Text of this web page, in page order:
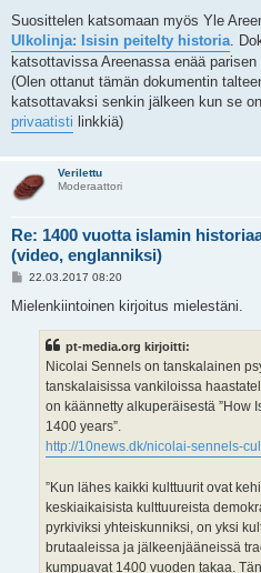
Suosittelen katsomaan myös Yle
Ulkolinja: Isisin peitelty historia.
katsottavissa Areenassa enää
(Olen ottanut tämän dokumentin
katsottavaksi senkin jälkeen kun se
privaatisti linkkiä)
Verilettu
Moderaattori
Re: 1400 vuotta islamin
(video, englanniksi)
V
e
22.03.2017 08:20
Mielenkiintoinen kirjoitus mielestäni.
pt-media.org kirjoitti:
Nicolai Sennels on tanskalainen
tanskalaisissa vankiloissa
on käännetty alkuperäisestä ”How
1400 years”.
http://10news.dk/nicolai-sennels-
”Kun lähes kaikki kulttuurit ovat
keskiaikaisista kulttuureista
pyrkiviksi yhteiskunniksi, on yksi
brutaaleissa ja jälkeenjääneissä
kumpuavat 1400 vuoden takaa.